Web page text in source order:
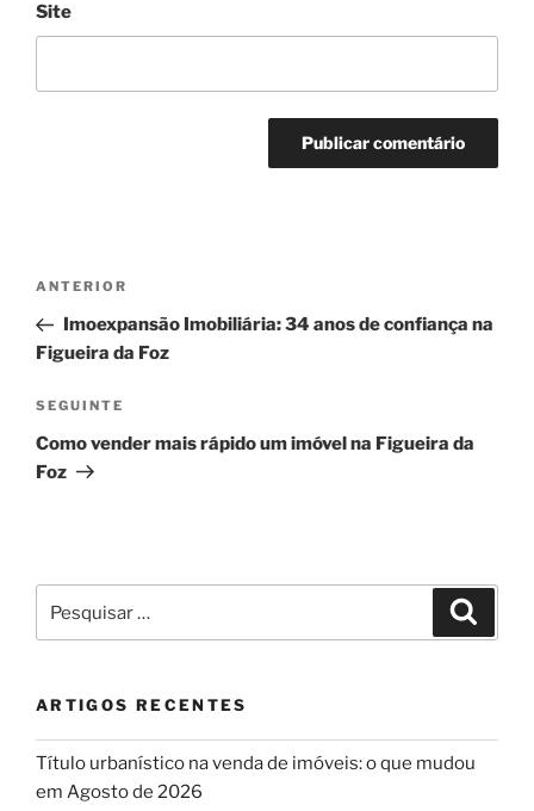
Site
Navegação
artigos
Conteúdo
anterior
ANTERIOR
Imoexpansão Imobiliária: 34 anos de confiança na
Figueira da Foz
Conteúdo
seguinte
SEGUINTE
Como vender mais rápido um imóvel na Figueira da
Foz
por:
ARTIGOS RECENTES
Título urbanístico na venda de imóveis: o que mudou
em Agosto de 2026